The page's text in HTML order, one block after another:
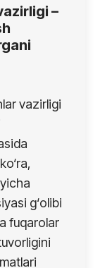
–
vazirligi
g‘olibi
fuqarolar